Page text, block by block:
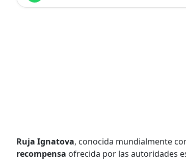
Ruja Ignatova, conocida mundialmente
recompensa ofrecida por las autoridades